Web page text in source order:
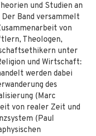
und Studien an
Band versammelt
von
Theologen,
unter
und Wirtschaft:
werden dabei
des
(Marc
von realer Zeit und
(Paul